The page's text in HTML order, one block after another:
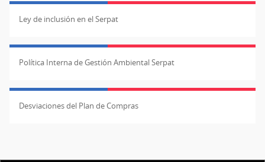
Ley de inclusión en el Serpat
Política Interna de Gestión Ambiental Serpat
Desviaciones del Plan de Compras